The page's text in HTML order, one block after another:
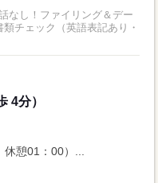
なし！ファイリング＆デー
チェック（英語表記あり・
4分）
憩01：00）...